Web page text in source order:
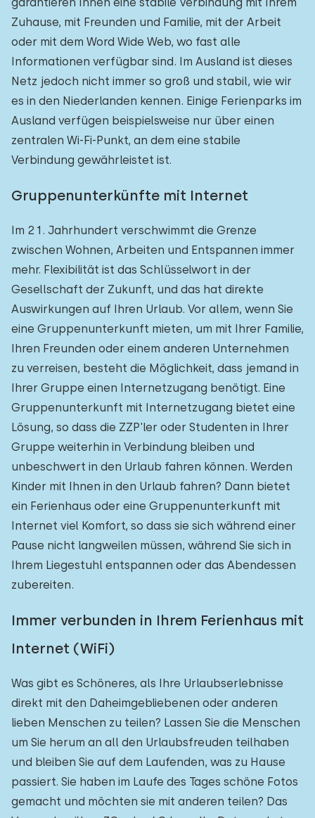
Zuhause, mit Freunden und Familie, mit der Arbeit
oder mit dem Word Wide Web, wo fast alle
Informationen verfügbar sind. Im Ausland ist dieses
Netz jedoch nicht immer so groß und stabil, wie wir
es in den Niederlanden kennen. Einige Ferienparks im
Ausland verfügen beispielsweise nur über einen
zentralen Wi-Fi-Punkt, an dem eine stabile
Verbindung gewährleistet ist.
Gruppenunterkünfte mit Internet
Im 21. Jahrhundert verschwimmt die Grenze
zwischen Wohnen, Arbeiten und Entspannen immer
mehr. Flexibilität ist das Schlüsselwort in der
Gesellschaft der Zukunft, und das hat direkte
Auswirkungen auf Ihren Urlaub. Vor allem, wenn Sie
eine Gruppenunterkunft mieten, um mit Ihrer Familie,
Ihren Freunden oder einem anderen Unternehmen
zu verreisen, besteht die Möglichkeit, dass jemand in
Ihrer Gruppe einen Internetzugang benötigt. Eine
Gruppenunterkunft mit Internetzugang bietet eine
Lösung, so dass die ZZP'ler oder Studenten in Ihrer
Gruppe weiterhin in Verbindung bleiben und
unbeschwert in den Urlaub fahren können. Werden
Kinder mit Ihnen in den Urlaub fahren? Dann bietet
ein Ferienhaus oder eine Gruppenunterkunft mit
Internet viel Komfort, so dass sie sich während einer
Pause nicht langweilen müssen, während Sie sich in
Ihrem Liegestuhl entspannen oder das Abendessen
zubereiten.
Immer verbunden in Ihrem Ferienhaus mit
Internet (WiFi)
Was gibt es Schöneres, als Ihre Urlaubserlebnisse
direkt mit den Daheimgebliebenen oder anderen
lieben Menschen zu teilen? Lassen Sie die Menschen
um Sie herum an all den Urlaubsfreuden teilhaben
und bleiben Sie auf dem Laufenden, was zu Hause
passiert. Sie haben im Laufe des Tages schöne Fotos
gemacht und möchten sie mit anderen teilen? Das